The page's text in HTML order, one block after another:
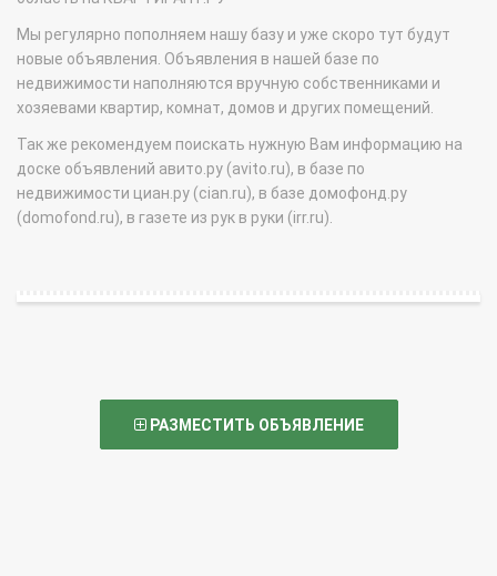
Мы регулярно пополняем нашу базу и уже скоро тут будут
новые объявления. Объявления в нашей базе по
недвижимости наполняются вручную собственниками и
хозяевами квартир, комнат, домов и других помещений.
Так же рекомендуем поискать нужную Вам информацию на
доске объявлений авито.ру (avito.ru), в базе по
недвижимости циан.ру (cian.ru), в базе домофонд.ру
(domofond.ru), в газете из рук в руки (irr.ru).
РАЗМЕСТИТЬ ОБЪЯВЛЕНИЕ